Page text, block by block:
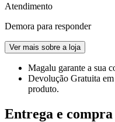
Atendimento
Demora para responder
Ver mais sobre a loja
Magalu garante a sua
Devolução Gratuita
produto.
Entrega e